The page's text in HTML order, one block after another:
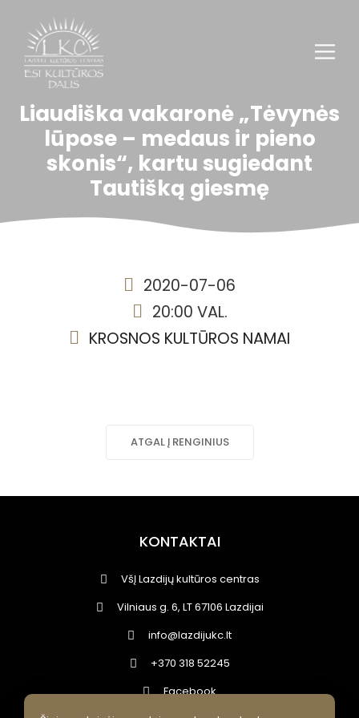
Liaudiška vakaronė „Tėvynės
lūpose – medaus ir pieno
skonis“, kartu sugiedant
Tautišką giesmę
2020-07-06
20:00 VAL.
KROSNOS KULTŪROS NAMAI
ATGAL Į RENGINIUS
KONTAKTAI
VšĮ Lazdijų kultūros centras
Vilniaus g. 6, LT 67106 Lazdijai
info@lazdijukc.lt
+370 318 52245
Facebook